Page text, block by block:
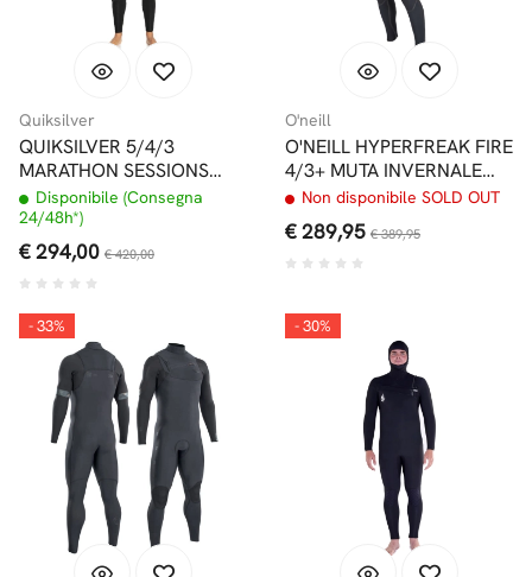
Quiksilver
QUIKSILVER 5/4/3
MARATHON SESSIONS
CHEST ZIP MUTA CON
CAPPUCCIO
Disponibile (Consegna
24/48h*)
€ 294,00 € 420,00
O'neill
O'NEILL HYPERFREAK FIRE
4/3+ MUTA INVERNALE
CHEST ZIP
Non disponibile SOLD OUT
€ 289,95 € 389,95
- 33% - 30%